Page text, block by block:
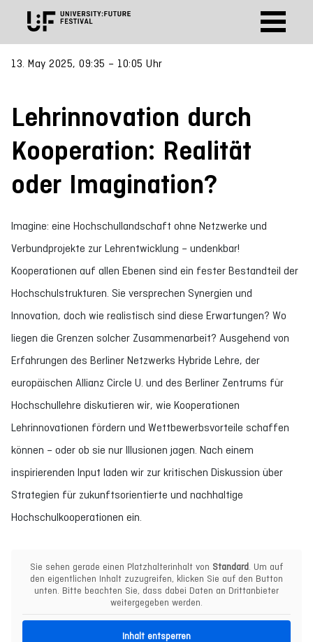
13. May 2025, 09:35 – 10:05 Uhr
Lehrinnovation durch
Kooperation: Realität
oder Imagination?
Imagine: eine Hochschullandschaft ohne Netzwerke und
Verbundprojekte zur Lehrentwicklung – undenkbar!
Kooperationen auf allen Ebenen sind ein fester Bestandteil der
Hochschulstrukturen. Sie versprechen Synergien und
Innovation, doch wie realistisch sind diese Erwartungen? Wo
liegen die Grenzen solcher Zusammenarbeit? Ausgehend von
Erfahrungen des Berliner Netzwerks Hybride Lehre, der
europäischen Allianz Circle U. und des Berliner Zentrums für
Hochschullehre diskutieren wir, wie Kooperationen
Lehrinnovationen fördern und Wettbewerbsvorteile schaffen
können – oder ob sie nur Illusionen jagen. Nach einem
inspirierenden Input laden wir zur kritischen Diskussion über
Strategien für zukunftsorientierte und nachhaltige
Hochschulkooperationen ein.
Sie sehen gerade einen Platzhalterinhalt von Standard . Um auf
den eigentlichen Inhalt zuzugreifen, klicken Sie auf den Button
unten. Bitte beachten Sie, dass dabei Daten an Drittanbieter
weitergegeben werden.
Inhalt entsperren